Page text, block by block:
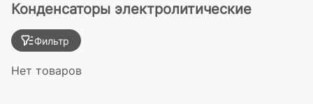
Конденсаторы электролитические
Фильтр
Нет товаров